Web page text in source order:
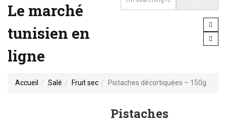
Le marché
tunisien en
ligne
Accueil Salé Fruit sec Pistaches décortiquées – 150g
Pistaches